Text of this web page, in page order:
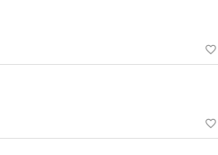
favorite_border
favorite_border